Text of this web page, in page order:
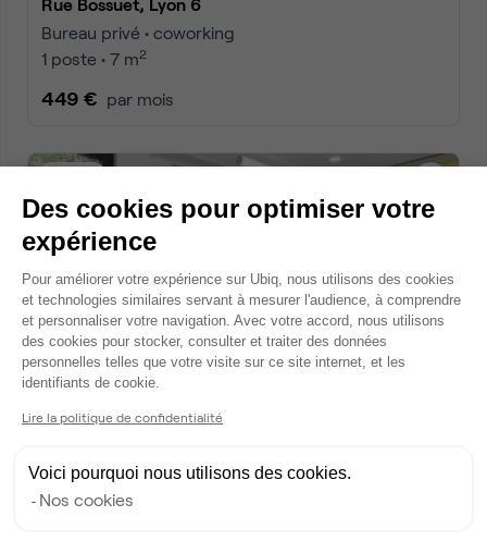
Bureau privé • coworking
1 poste • 7 m2
449 € par mois
Rue Bossuet, Lyon 6
Bureau privé • coworking
449 € par mois
Des cookies pour optimiser votre
expérience
Plateforme de Gestion du
Pour améliorer votre expérience sur Ubiq, nous utilisons des cookies
et technologies similaires servant à mesurer l'audience, à comprendre
et personnaliser votre navigation. Avec votre accord, nous utilisons
des cookies pour stocker, consulter et traiter des données
personnelles telles que votre visite sur ce site internet, et les
identifiants de cookie.
Lire la politique de confidentialité
Voici pourquoi nous utilisons des cookies.
Nos cookies